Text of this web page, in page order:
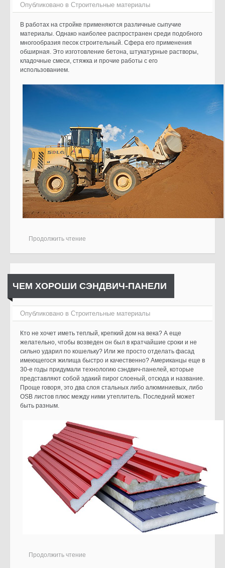
Опубликовано в Cтроительные материалы
В работах на стройке применяются различные сыпучие
материалы. Однако наиболее распространен среди подобного
многообразия песок строительный. Сфера его применения
обширная. Это изготовление бетона, штукатурные растворы,
кладочные смеси, стяжка и прочие работы с его
использованием.
Продолжить чтение
ЧЕМ ХОРОШИ СЭНДВИЧ-ПАНЕЛИ
Опубликовано в Cтроительные материалы
Кто не хочет иметь теплый, крепкий дом на века? А еще
желательно, чтобы возведен он был в кратчайшие сроки и не
сильно ударил по кошельку? Или же просто отделать фасад
имеющегося жилища быстро и качественно? Американцы еще в
30-е годы придумали технологию сэндвич-панелей, которые
представляют собой эдакий пирог слоеный, отсюда и название.
Проще говоря, это два слоя стальных либо алюминиевых, либо
OSB листов плюс между ними утеплитель. Последний может
быть разным.
Продолжить чтение